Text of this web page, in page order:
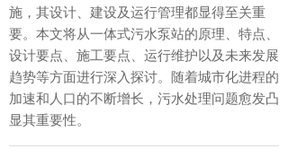
施，其设计、建设及运行管理都显得至关重
要。本文将从一体式污水泵站的原理、特点、
设计要点、施工要点、运行维护以及未来发展
趋势等方面进行深入探讨。随着城市化进程的
加速和人口的不断增长，污水处理问题愈发凸
显其重要性。